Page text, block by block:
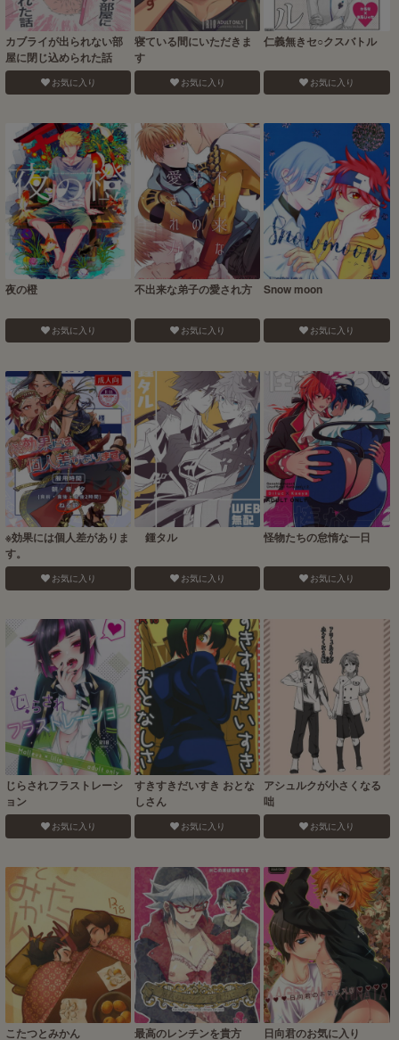
カブライが出られない部
屋に閉じ込められた話
お気に入り
寝ている間にいただきま
す
お気に入り
仁義無きセ○クスバトル
お気に入り
夜の橙
お気に入り
不出来な弟子の愛され方
お気に入り
Snow moon
お気に入り
※効果には個人差がありま
す。
お気に入り
鍾タル
お気に入り
怪物たちの怠惰な一日
お気に入り
じらされフラストレーシ
ョン
お気に入り
すきすきだいすき おとな
しさん
お気に入り
アシュルクが小さくなる
咄
お気に入り
こたつとみかん 最高のレンチンを貴方 日向君のお気に入り